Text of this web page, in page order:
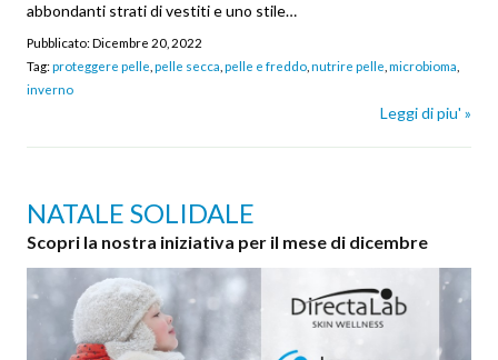
abbondanti strati di vestiti e uno stile…
Pubblicato:Dicembre 20, 2022
Tag:proteggere pelle pelle secca pelle e freddo nutrire pelle microbioma
inverno
Leggi di piu' »
NATALE SOLIDALE
Scopri la nostra iniziativa per il mese di dicembre